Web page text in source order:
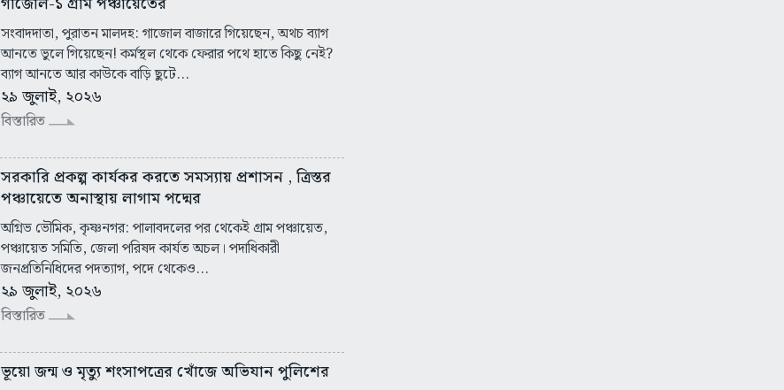
সংবাদদাতা, পুরাতন মালদহ: গাজোল বাজারে গিয়েছেন, অথচ ব্যাগ
আনতে ভুলে গিয়েছেন! কর্মস্থল থেকে ফেরার পথে হাতে কিছু নেই?
ব্যাগ আনতে আর কাউকে বাড়ি ছুটে...
২৯ জুলাই, ২০২৬
বিস্তারিত
সরকারি প্রকল্প কার্যকর করতে সমস্যায় প্রশাসন , ত্রিস্তর
পঞ্চায়েতে অনাস্থায় লাগাম পদ্মের
অগ্নিভ ভৌমিক, কৃষ্ণনগর: পালাবদলের পর থেকেই গ্রাম পঞ্চায়েত,
পঞ্চায়েত সমিতি, জেলা পরিষদ কার্যত অচল। পদাধিকারী
জনপ্রতিনিধিদের পদত্যাগ, পদে থেকেও...
২৯ জুলাই, ২০২৬
বিস্তারিত
ভূয়ো জন্ম ও মৃত্যু শংসাপত্রের খোঁজে অভিযান পুলিশের